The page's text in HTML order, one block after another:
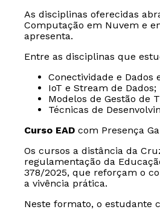
As disciplinas oferecidas
Computação em Nuvem e
apresenta.
Entre as disciplinas que
Conectividade e Dados
IoT e Stream de Dados;
Modelos de Gestão de
Técnicas de
Curso EAD com Presença
Os cursos a distância da
regulamentação da
378/2025, que reforçam o
a vivência prática.
Neste formato, o estudante